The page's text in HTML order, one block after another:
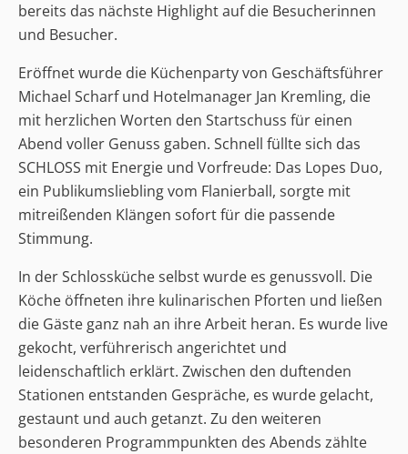
bereits das nächste Highlight auf die Besucherinnen
und Besucher.
Eröffnet wurde die Küchenparty von Geschäftsführer
Michael Scharf und Hotelmanager Jan Kremling, die
mit herzlichen Worten den Startschuss für einen
Abend voller Genuss gaben. Schnell füllte sich das
SCHLOSS mit Energie und Vorfreude: Das Lopes Duo,
ein Publikumsliebling vom Flanierball, sorgte mit
mitreißenden Klängen sofort für die passende
Stimmung.
In der Schlossküche selbst wurde es genussvoll. Die
Köche öffneten ihre kulinarischen Pforten und ließen
die Gäste ganz nah an ihre Arbeit heran. Es wurde live
gekocht, verführerisch angerichtet und
leidenschaftlich erklärt. Zwischen den duftenden
Stationen entstanden Gespräche, es wurde gelacht,
gestaunt und auch getanzt. Zu den weiteren
besonderen Programmpunkten des Abends zählte